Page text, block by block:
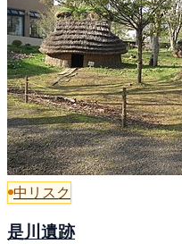
中リスク
是川遺跡